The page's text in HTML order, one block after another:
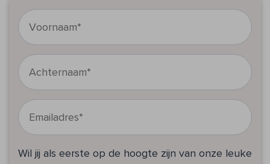
Wil jij als eerste op de hoogte zijn van onze leuke